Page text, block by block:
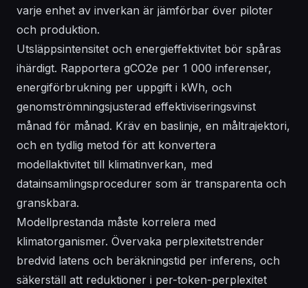
varje enhet av inverkan är jämförbar över piloter
och produktion.
Utsläppsintensitet och energieffektivitet bör spåras
ihärdigt. Rapportera gCO2e per 1 000 inferenser,
energiförbrukning per uppgift i kWh, och
genomströmningsjusterad effektiviseringsvinst
månad för månad. Kräv en baslinje, en måltrajektori,
och en tydlig metod för att konvertera
modellaktivitet till klimatinverkan, med
datainsamlingsprocedurer som är transparenta och
granskbara.
Modellprestanda måste korrelera med
klimatorganismer. Övervaka perplexitetstrender
bredvid latens och beräkningstid per inferens, och
säkerställ att reduktioner i per-token-perplexitet